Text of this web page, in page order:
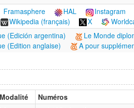
Framasphere HAL Instagram
Wikipedia (français) X
(Edición argentina)
Le Monde
(Edition anglaise)
A pour
Modalité Numéros